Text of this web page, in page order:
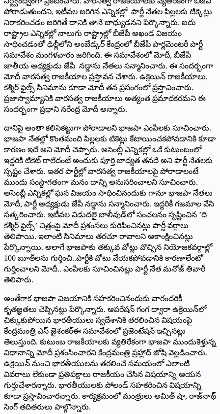
పోరాడుతుందని, ఇటీవల జరిగిన ఎన్నికల్లో పార్టీ నేతల పిల్లలకు టిక్కెట్లు
నిరాకరించడం జరిగితే దానికి తానే బాధ్యుడనని పేర్కొన్నారు. ఐదు
రాష్ట్రాల ఎన్నికల్లో నాలుగు రాష్ట్రాల్లో బీజేపీ అఖండ విజయం
సాధించడంతో ఢిల్లీలోని అంబేడ్కర్‌ ‌కేంద్రంలో బీజేపీ పార్లమెంటరీ పార్టీ
సమావేశం మంగళవారం జరిగింది. ఈ సమావేశంలో మోదీ, బీజేపీ
జాతీయ అధ్యక్షుడు జేపీ నడ్డాను నేతలు సన్మానించారు. ఈ సందర్భంగా
మోదీ వారసత్వ రాజకీయాల ప్రస్తావన చేశారు. ఉక్రెయిన్‌ ‌రాజకీయాలు,
కశ్మీర్‌ ‌ఫైల్స్ ‌సినిమాను కూడా మోదీ తన ప్రసంగంలో ప్రస్తావించారు.
ప్రజాస్వామ్యానికి వారసత్వ రాజకీయాలు అత్యంత ప్రమాదకరమని ఈ
సందర్భంగా ప్రధాని నరేంద్ర మోదీ అన్నారు.
దానిపై అంతా కలిసికట్టుగా పోరాడాలని భాజపా ఎంపీలకు సూచించారు.
భాజపా నేతల్లో కొంతమంది పిల్లలకు టికెట్లు కేటాయించకపోవడానికి కూడా
కారణం ఇదే అని మోదీ చెప్పారు. అసెంబ్లీ ఎన్నికల్లో ఒకే కుటుంబంలో
ఇద్దరికి టికెట్‌ ‌రాలేదంటే అందుకు పూర్తి బాధ్యత తనదే అని పార్టీ నేతలకు
స్పష్టం చేశారు. ఇతర పార్టీల్లో వారసత్వ రాజకీయాలపై పోరాడాలంటే
ముందు సంస్థాగతంగా మనం దాన్ని అనుసరించాలని సూచించారు.
అసెంబ్లీ ఎన్నికల్లో ఘన విజయం సాధించినందుకు గానూ భాజపా నేతలు
మోదీ, పార్టీ అధ్యక్షుడు జేపీ నడ్డాను సన్మానించారు. ఇద్దరికీ గజమాల వేసి
సత్కరించారు. ఇటీవల విడుదలై బాలీవుడ్‌లో సంచలనం సృష్టించిన ’ది
కశ్మీర్‌ ‌ఫైల్స్’ ‌చిత్రంపై మోదీ ప్రశంసలు కురిపించినట్లు పార్టీ వర్గాలు
తెలిపాయి. ఇలాంటి సినిమాలు తరచూ రావాలని ఆకాంక్షించినట్లు
పేర్కొన్నాయి. అలాగే భాజపాకు తక్కువ వోట్లు వొచ్చిన నియోజకవర్గాల్లో
100 బూత్‌లను గుర్తించి..పార్టీకి వోటు వేయకపోవడానికి కారణాలేంటో
గుర్తించాలని మోదీ.. ఎంపీలకు సూచించినట్లు పార్టీ నేత మనోజ్‌ ‌తివారీ
తెలిపారు.
అంతేగాక భాజపా విజయానికి సహకరించినందుకు వారందరికీ
కృతజ్ఞతలు చెప్పినట్లు పేర్కొన్నారు. ఆపరేషన్‌ ‌గంగ ద్వారా ఉక్రెయిన్‌లో
చిక్కుకుపోయిన భారతీయులు స్వదేశానికి తరలించిన విషయంపై
కేంద్రమంత్రి ఎస్‌ ‌జైశంకర్‌ఈ ‌సమావేశంలో ప్రజెంటేషన్‌ ఇచ్చినట్లు
తెలుస్తుంది. కుటుంబ రాజకీయాలకు వ్యతిరేకంగా భాజపా ముందుకెళ్తున్న
విధానాన్ని మోదీ ప్రశంసించారని కేంద్రమంత్రి ప్రహ్లాద్‌ ‌జోషి వెల్లడించారు.
ఉక్రెయిన్‌ ‌నుంచి భారతీయులను తరలించే సమయంలో ఎలాంటి
వివరాలు లేకుండా ప్రతిపక్షాలు రాజకీయం చేసిన విషయాన్ని ఆయన
గుర్తుచేశారన్నారు. భారతీయులకు పోలండ్‌ ‌సహకరించిన విషయాన్ని
కూడా ప్రస్తావించారన్నారు. కార్యక్రమంలో మంత్రులు అమిత్‌ ‌షా, రాజ్‌నాథ్‌
‌సింగ్‌ ‌తదితరులు పాల్గొన్నారు.